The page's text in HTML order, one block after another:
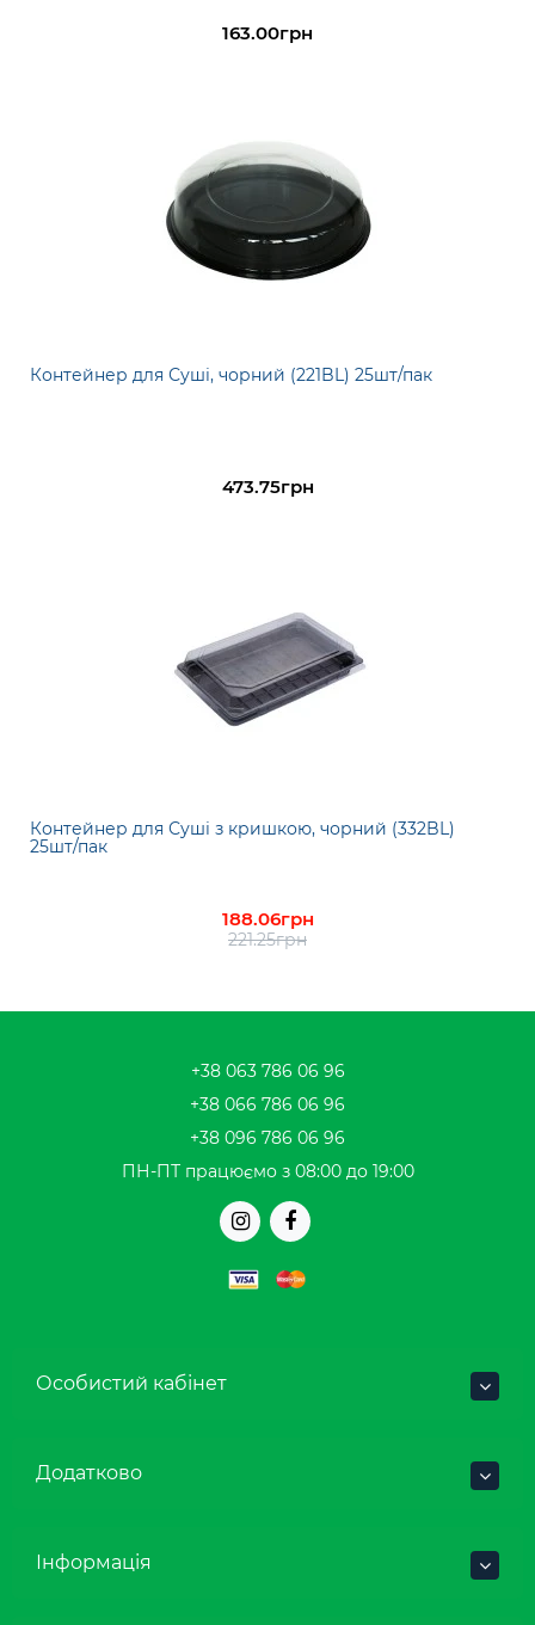
163.00грн
Контейнер для Суші, чорний (221BL) 25шт/пак
473.75грн
Контейнер для Суші з кришкою, чорний (332BL)
25шт/пак
188.06грн
221.25грн
+38 063 786 06 96
+38 066 786 06 96
+38 096 786 06 96
ПН-ПТ працюємо з 08:00 до 19:00
Особистий кабінет
Додатково
Інформація